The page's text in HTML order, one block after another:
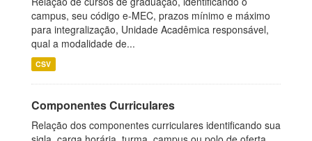
campus, seu código e-MEC, prazos mínimo e máximo
para integralização, Unidade Acadêmica responsável,
qual a modalidade de...
CSV
Componentes Curriculares
Relação dos componentes curriculares identificando sua